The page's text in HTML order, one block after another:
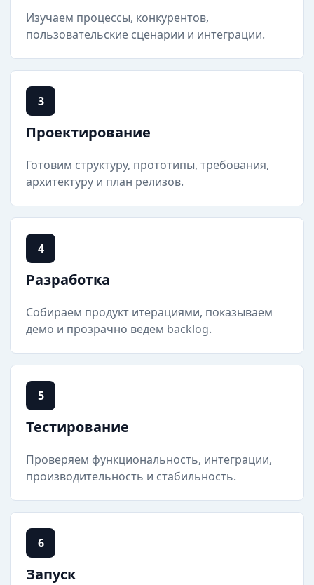
Изучаем процессы, конкурентов,
пользовательские сценарии и интеграции.
3
Проектирование
Готовим структуру, прототипы, требования,
архитектуру и план релизов.
4
Разработка
Собираем продукт итерациями, показываем
демо и прозрачно ведем backlog.
5
Тестирование
Проверяем функциональность, интеграции,
производительность и стабильность.
6
Запуск